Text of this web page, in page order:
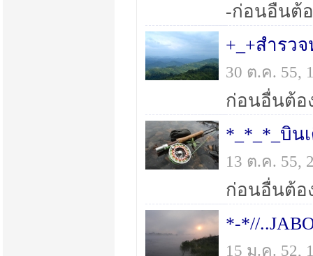
+_+สำรว
30 ต.ค. 55,
*_*_*_บิน
13 ต.ค. 55,
*-*//
15 ม.ค. 52,